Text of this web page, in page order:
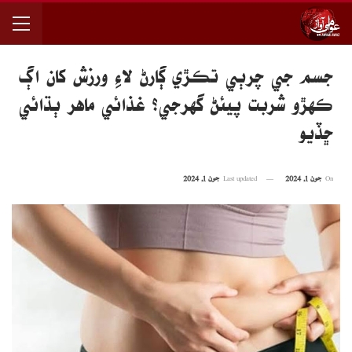
جسم جي چرٻي تڪڙي ڳارڻ لاءِ ورزش کان اڳ
ڪهڙو شربت پيئڻ گهرجي؟ غذائي ماهر ٻڌائي
ڇڏيو